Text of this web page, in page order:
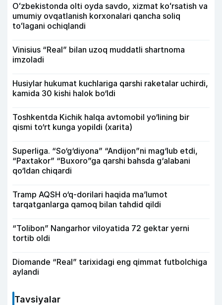
Oʻzbekistonda olti oyda savdo, xizmat koʻrsatish va
umumiy ovqatlanish korxonalari qancha soliq
toʻlagani ochiqlandi
Vinisius “Real” bilan uzoq muddatli shartnoma
imzoladi
Husiylar hukumat kuchlariga qarshi raketalar uchirdi,
kamida 30 kishi halok bo‘ldi
Toshkentda Kichik halqa avtomobil yo‘lining bir
qismi to‘rt kunga yopildi (xarita)
Superliga. “So‘g‘diyona” “Andijon”ni mag‘lub etdi,
“Paxtakor” “Buxoro”ga qarshi bahsda g‘alabani
qo‘ldan chiqardi
Tramp AQSH o‘q-dorilari haqida ma’lumot
tarqatganlarga qamoq bilan tahdid qildi
“Tolibon” Nangarhor viloyatida 72 gektar yerni
tortib oldi
Diomande “Real” tarixidagi eng qimmat futbolchiga
aylandi
Tavsiyalar